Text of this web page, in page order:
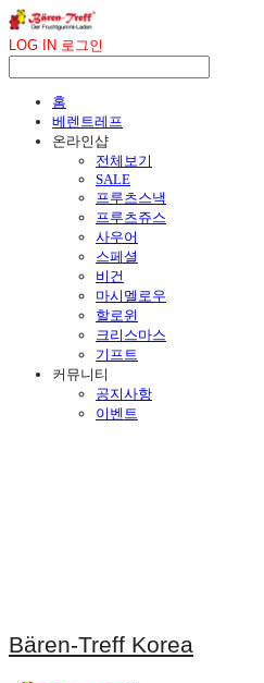
LOG IN 로그인
홈
베렌트레프
온라인샵
전체보기
SALE
프루츠스낵
프루츠쥬스
사우어
스페셜
비건
마시멜로우
할로윈
크리스마스
기프트
커뮤니티
공지사항
이벤트
Bären-Treff Korea